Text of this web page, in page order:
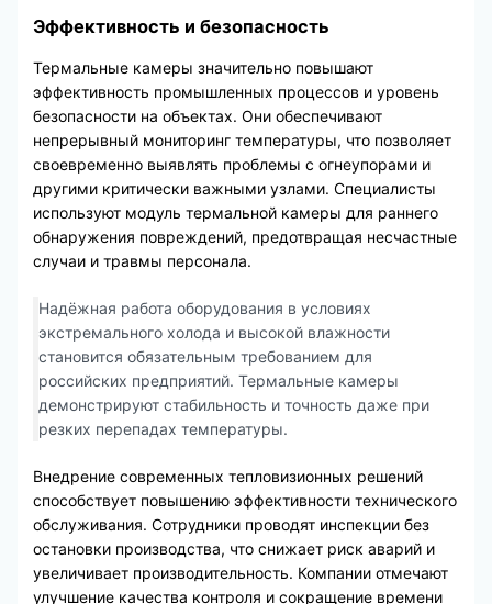
Эффективность и безопасность
Термальные камеры значительно повышают
эффективность промышленных процессов и уровень
безопасности на объектах. Они обеспечивают
непрерывный мониторинг температуры, что позволяет
своевременно выявлять проблемы с огнеупорами и
другими критически важными узлами. Специалисты
используют модуль термальной камеры для раннего
обнаружения повреждений, предотвращая несчастные
случаи и травмы персонала.
Надёжная работа оборудования в условиях
экстремального холода и высокой влажности
становится обязательным требованием для
российских предприятий. Термальные камеры
демонстрируют стабильность и точность даже при
резких перепадах температуры.
Внедрение современных тепловизионных решений
способствует повышению эффективности технического
обслуживания. Сотрудники проводят инспекции без
остановки производства, что снижает риск аварий и
увеличивает производительность. Компании отмечают
улучшение качества контроля и сокращение времени